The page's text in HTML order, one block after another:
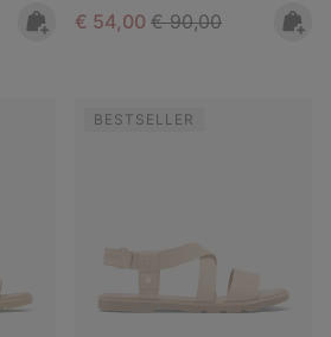
Sale price:
€ 54,00 Regular price:
€ 90,00
BESTSELLER